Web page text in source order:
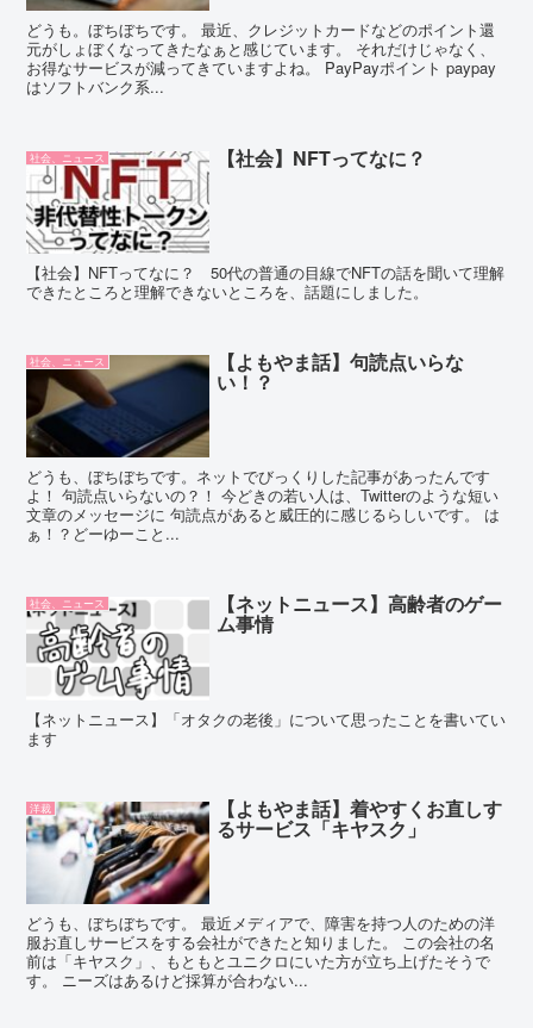
どうも。ぼちぼちです。 最近、クレジットカードなどのポイント還
元がしょぼくなってきたなぁと感じています。 それだけじゃなく、
お得なサービスが減ってきていますよね。 PayPayポイント paypay
はソフトバンク系...
社会、ニュース 【社会】NFTってなに？
【社会】NFTってなに？ 50代の普通の目線でNFTの話を聞いて理解
できたところと理解できないところを、話題にしました。
社会、ニュース 【よもやま話】句読点いらな
い！？
どうも、ぼちぼちです。ネットでびっくりした記事があったんです
よ！ 句読点いらないの？！ 今どきの若い人は、Twitterのような短い
文章のメッセージに 句読点があると威圧的に感じるらしいです。 は
ぁ！？どーゆーこと...
社会、ニュース 【ネットニュース】高齢者のゲー
ム事情
【ネットニュース】「オタクの老後」について思ったことを書いてい
ます
洋裁 【よもやま話】着やすくお直しす
るサービス「キヤスク」
どうも、ぼちぼちです。 最近メディアで、障害を持つ人のための洋
服お直しサービスをする会社ができたと知りました。 この会社の名
前は「キヤスク」、もともとユニクロにいた方が立ち上げたそうで
す。 ニーズはあるけど採算が合わない...